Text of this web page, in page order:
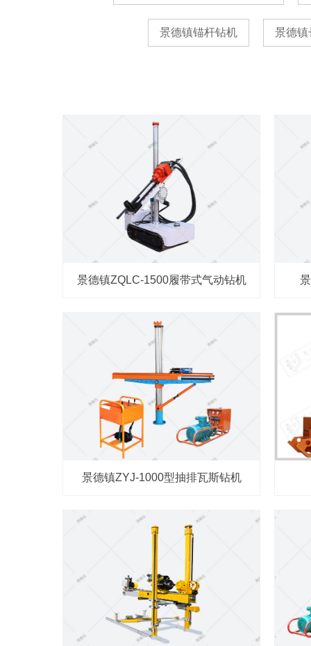
景德镇锚杆钻机 景德镇
景德镇ZQLC-1500履带式气动钻机
景德镇ZYJ-1000型抽排瓦斯钻机